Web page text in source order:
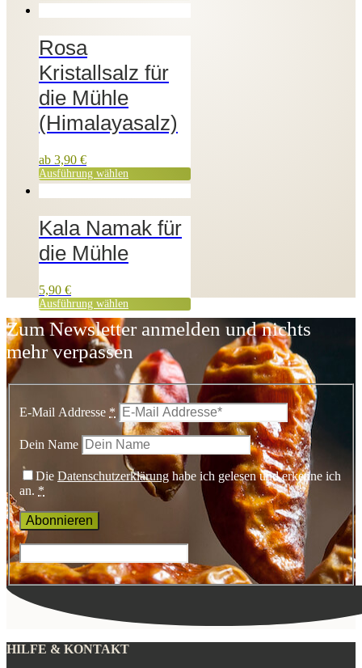
Rosa
Kristallsalz für
die Mühle
(Himalayasalz)
ab 3,90 €
Ausführung wählen
Kala Namak für
die Mühle
5,90 €
Ausführung wählen
Zum Newsletter anmelden und nichts
mehr verpassen
E-Mail Addresse *
Dein Name
Die Datenschutzerklärung habe ich gelesen und erkenne ich
an. *
HILFE & KONTAKT